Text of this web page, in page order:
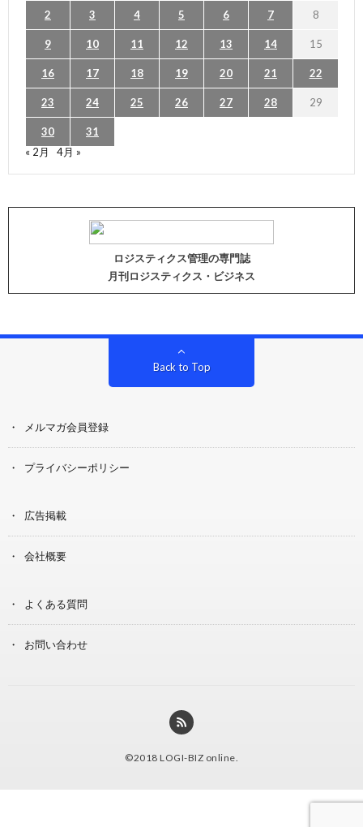
2 3 4 5 6 7 8
9 10 11 12 13 14 15
16 17 18 19 20 21 22
23 24 25 26 27 28 29
30
31
« 2月
4月 »
ロジスティクス管理の専門誌
月刊ロジスティクス・ビジネス
Back to Top
メルマガ会員登録
プライバシーポリシー
広告掲載
会社概要
よくある質問
お問い合わせ
©2018 LOGI-BIZ online.